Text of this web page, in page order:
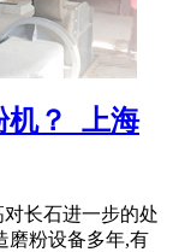
机？_上海
长石进一步的处
磨粉设备多年,有